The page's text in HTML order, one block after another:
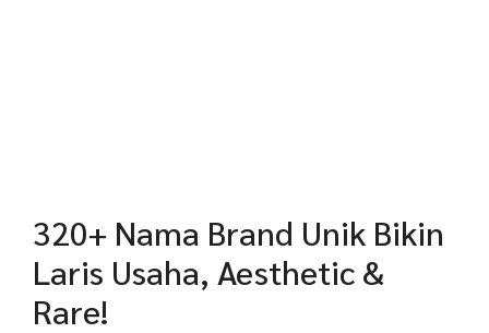
320+ Nama Brand Unik Bikin
Laris Usaha, Aesthetic &
Rare!